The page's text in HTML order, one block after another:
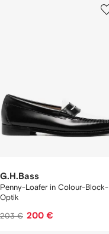
G.H.Bass
Penny-Loafer in Colour-Block-
Optik
203 € 200 €